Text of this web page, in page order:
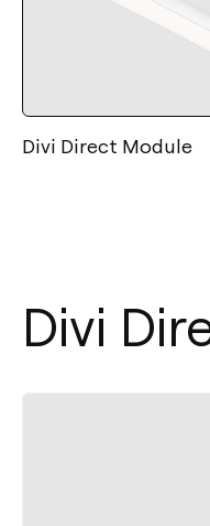
Divi Direct Module
Divi